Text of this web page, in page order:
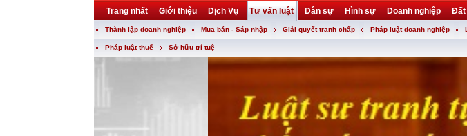
Trang nhất Giới thiệu Dịch Vụ Tư vấn luật Dân sự Hình sự Doanh nghiệp Đất
Khuyến mại Liên hệ forum utility
Thành lập doanh nghiệp Mua bán - Sáp nhập Giải quyết tranh chấp Pháp luật doanh nghiệp
Pháp luật thuế Sở hữu trí tuệ